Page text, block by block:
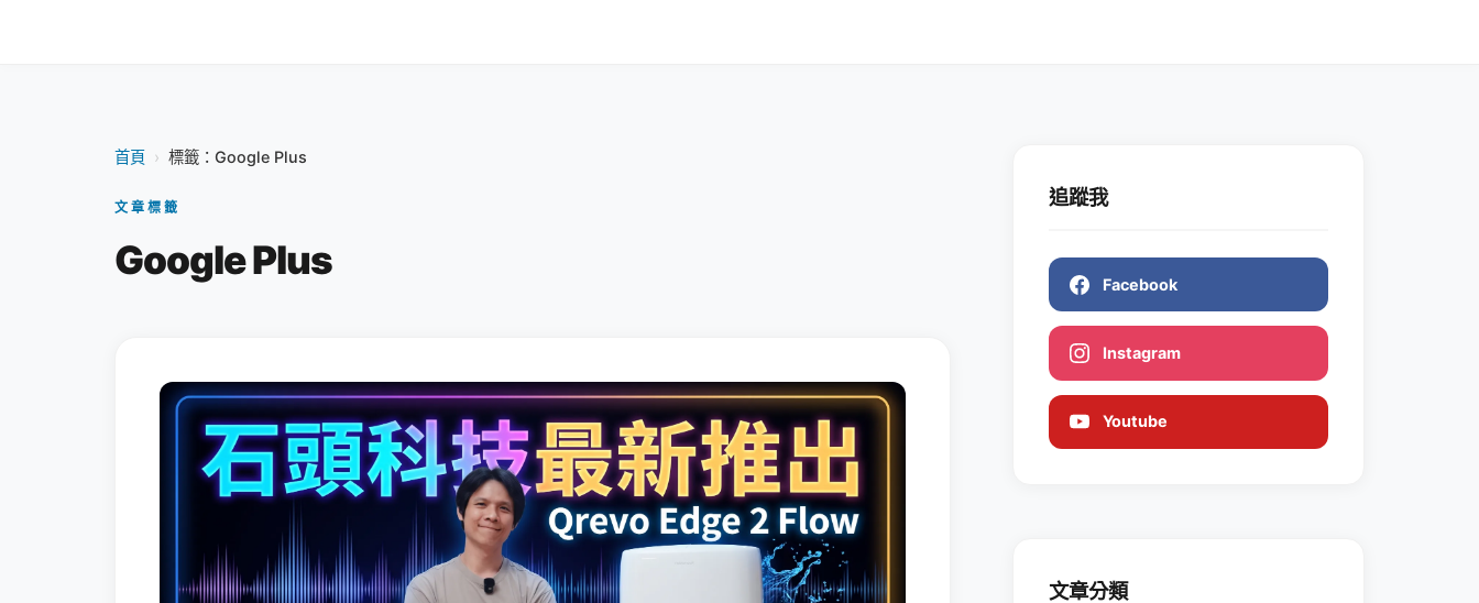
首頁 › 標籤：Google Plus
文章標籤
Google Plus
追蹤我
Facebook
Instagram
Youtube
文章分類